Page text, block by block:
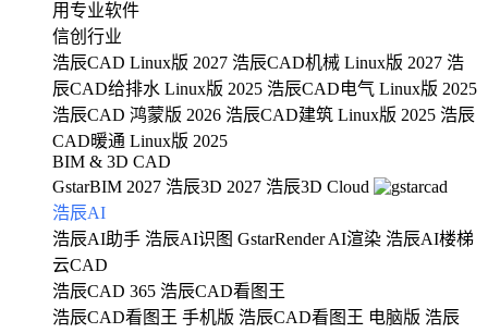
用专业软件
信创行业
浩辰CAD Linux版 2027 浩辰CAD机械 Linux版 2027 浩
辰CAD给排水 Linux版 2025 浩辰CAD电气 Linux版 2025
浩辰CAD 鸿蒙版 2026 浩辰CAD建筑 Linux版 2025 浩辰
CAD暖通 Linux版 2025
BIM & 3D CAD
GstarBIM 2027 浩辰3D 2027 浩辰3D Cloud
浩辰AI
浩辰AI助手 浩辰AI识图 GstarRender AI渲染 浩辰AI楼梯
云CAD
浩辰CAD 365 浩辰CAD看图王
浩辰CAD看图王 手机版 浩辰CAD看图王 电脑版 浩辰